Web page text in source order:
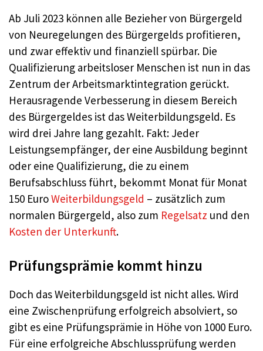
Ab Juli 2023 können alle Bezieher von Bürgergeld
von Neuregelungen des Bürgergelds profitieren,
und zwar effektiv und finanziell spürbar. Die
Qualifizierung arbeitsloser Menschen ist nun in das
Zentrum der Arbeitsmarktintegration gerückt.
Herausragende Verbesserung in diesem Bereich
des Bürgergeldes ist das Weiterbildungsgeld. Es
wird drei Jahre lang gezahlt. Fakt: Jeder
Leistungsempfänger, der eine Ausbildung beginnt
oder eine Qualifizierung, die zu einem
Berufsabschluss führt, bekommt Monat für Monat
150 EuroWeiterbildungsgeld – zusätzlich zum
normalen Bürgergeld, also zum Regelsatz und den
Kosten der Unterkunft.
Prüfungsprämie kommt hinzu
Doch das Weiterbildungsgeld ist nicht alles. Wird
eine Zwischenprüfung erfolgreich absolviert, so
gibt es eine Prüfungsprämie in Höhe von 1000 Euro.
Für eine erfolgreiche Abschlussprüfung werden